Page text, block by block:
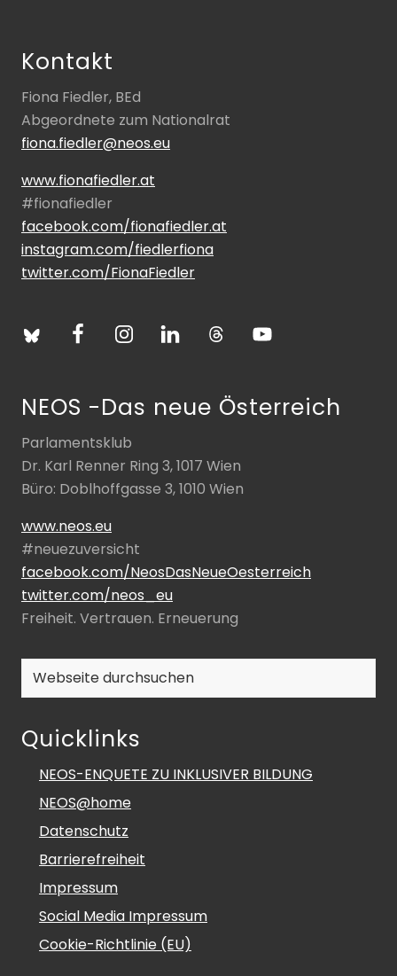
Kontakt
Fiona Fiedler, BEd
Abgeordnete zum Nationalrat
fiona.fiedler@neos.eu
www.fionafiedler.at
#fionafiedler
facebook.com/fionafiedler.at
instagram.com/fiedlerfiona
twitter.com/FionaFiedler
NEOS -Das neue Österreich
Parlamentsklub
Dr. Karl Renner Ring 3, 1017 Wien
Büro: Doblhoffgasse 3, 1010 Wien
www.neos.eu
#neuezuversicht
facebook.com/NeosDasNeueOesterreich
twitter.com/neos_eu
Freiheit. Vertrauen. Erneuerung
Webseite
Quicklinks
NEOS-ENQUETE ZU INKLUSIVER BILDUNG
NEOS@home
Datenschutz
Barrierefreiheit
Impressum
Social Media Impressum
Cookie-Richtlinie (EU)